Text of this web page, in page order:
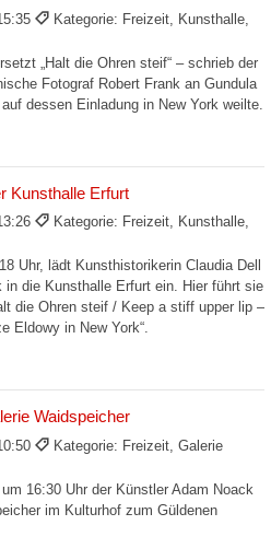
Kategorie: Freizeit, Kunsthalle,
„Halt die Ohren steif“ – schrieb der
Fotograf Robert Frank an Gundula
dessen Einladung in New York weilte.
Kunsthalle Erfurt
Kategorie: Freizeit, Kunsthalle,
Uhr, lädt Kunsthistorikerin Claudia Dell
in die Kunsthalle Erfurt ein. Hier führt sie
die Ohren steif / Keep a stiff upper lip –
Eldowy in New York“.
Waidspeicher
Kategorie: Freizeit, Galerie
16:30 Uhr der Künstler Adam Noack
im Kulturhof zum Güldenen